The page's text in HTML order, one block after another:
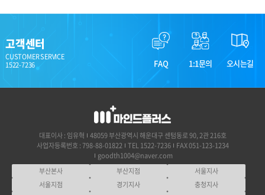
고객센터
CUSTOMER SERVICE
1522-7236
FAQ 1:1문의 오시는길
대표이사 : 임유혁 48059 부산광역시 해운대구 센텀동로 90, 2관 216호
사업자등록번호 : 798-88-01822 TEL 1522-7236
FAX 051-123-1234
goodth1004@naver.com
부산본사
부산지점
서울지사
서울지점
경기지사
충청지사